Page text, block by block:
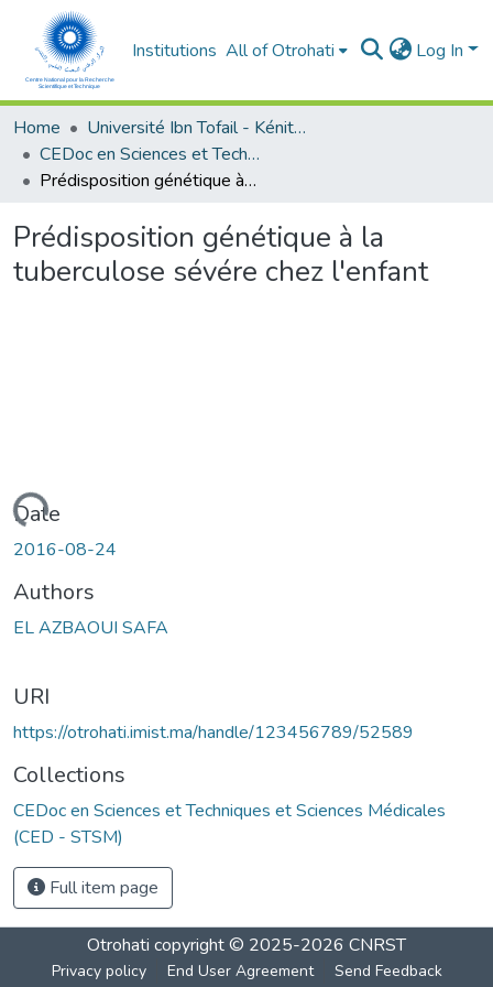
Institutions All of Otrohati Log In
Home
Université Ibn Tofail - Kénitra
CEDoc en Sciences et Techniques et Sciences Médicales (CED - STSM)
Prédisposition génétique à la tuberculose sévére chez l'enfant
Prédisposition génétique à la
tuberculose sévére chez l'enfant
Loading...
Date
2016-08-24
Authors
EL AZBAOUI SAFA
URI
https://otrohati.imist.ma/handle/123456789/52589
Collections
CEDoc en Sciences et Techniques et Sciences Médicales
(CED - STSM)
Full item page
Otrohati copyright © 2025-2026 CNRST
Privacy policy End User Agreement Send Feedback